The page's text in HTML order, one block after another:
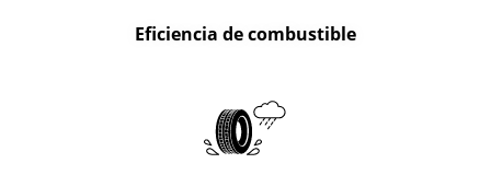
Eficiencia de combustible